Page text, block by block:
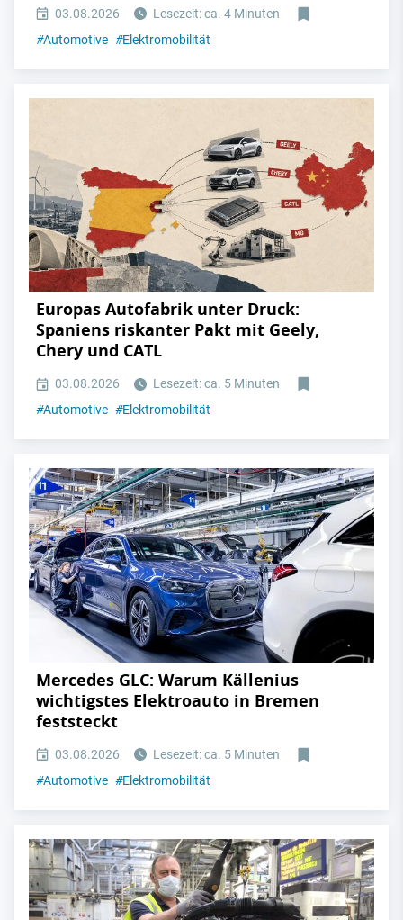
03.08.2026
Lesezeit: ca. 4 Minuten
#Automotive #Elektromobilität
Europas Autofabrik unter Druck:
Spaniens riskanter Pakt mit Geely,
Chery und CATL
03.08.2026
Lesezeit: ca. 5 Minuten
#Automotive #Elektromobilität
Mercedes GLC: Warum Källenius
wichtigstes Elektroauto in Bremen
feststeckt
03.08.2026
Lesezeit: ca. 5 Minuten
#Automotive #Elektromobilität